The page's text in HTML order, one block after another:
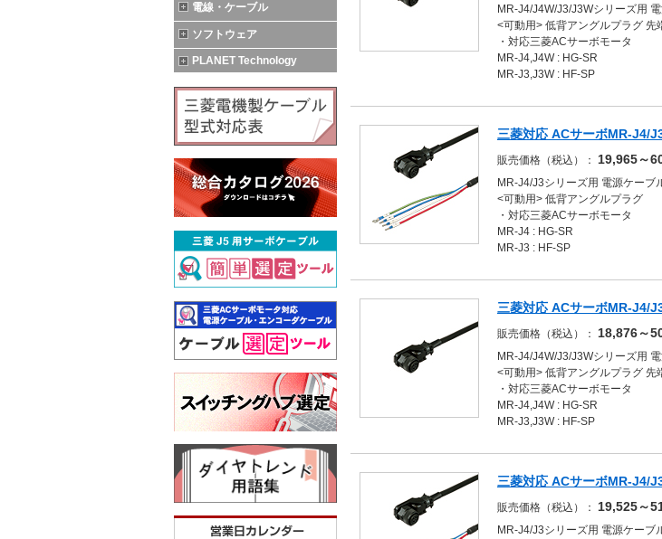
電線・ケーブル
ソフトウェア
PLANET Technology
MR-J4/J4W/J3/J3Wシリーズ用
<可動用> 低背アングルプラグ
・対応三菱ACサーボモータ
MR-J4,J4W : HG-SR
MR-J3,J3W : HF-SP
三菱対応 ACサーボMR-J4/
販売価格（税込）： 19,965～
MR-J4/J3シリーズ用 電源ケーブ
<可動用> 低背アングルプラグ
・対応三菱ACサーボモータ
MR-J4 : HG-SR
MR-J3 : HF-SP
三菱対応 ACサーボMR-J4/
販売価格（税込）： 18,876～
MR-J4/J4W/J3/J3Wシリーズ用
<可動用> 低背アングルプラグ
・対応三菱ACサーボモータ
MR-J4,J4W : HG-SR
MR-J3,J3W : HF-SP
三菱対応 ACサーボMR-J4/
販売価格（税込）： 19,525～
MR-J4/J3シリーズ用 電源ケーブ